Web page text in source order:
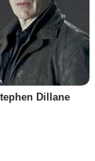
Dillane